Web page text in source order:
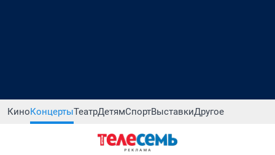
КиноКонцертыТеатрДетямСпортВыставкиДругое